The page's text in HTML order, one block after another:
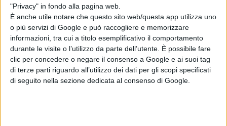
"Privacy" in fondo alla pagina web.
È anche utile notare che questo sito web/questa app utilizza uno
o più servizi di Google e può raccogliere e memorizzare
informazioni, tra cui a titolo esemplificativo il comportamento
durante le visite o l’utilizzo da parte dell’utente. È possibile fare
clic per concedere o negare il consenso a Google e ai suoi tag
di terze parti riguardo all’utilizzo dei dati per gli scopi specificati
di seguito nella sezione dedicata al consenso di Google.
NIMRODS
di La Redazione
Sadie Sink svela il